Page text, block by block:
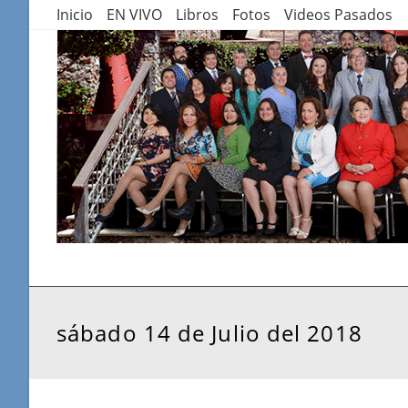
contenido
Inicio EN VIVO Libros Fotos Videos Pasados
sábado 14 de Julio del 2018